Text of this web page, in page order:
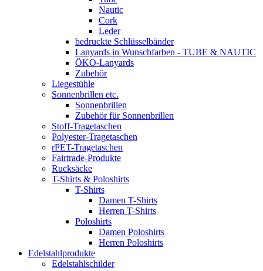
Nautic
Cork
Leder
bedruckte Schlüsselbänder
Lanyards in Wunschfarben - TUBE & NAUTIC
ÖKO-Lanyards
Zubehör
Liegestühle
Sonnenbrillen etc.
Sonnenbrillen
Zubehör für Sonnenbrillen
Stoff-Tragetaschen
Polyester-Tragetaschen
rPET-Tragetaschen
Fairtrade-Produkte
Rucksäcke
T-Shirts & Poloshirts
T-Shirts
Damen T-Shirts
Herren T-Shirts
Poloshirts
Damen Poloshirts
Herren Poloshirts
Edelstahlprodukte
Edelstahlschilder